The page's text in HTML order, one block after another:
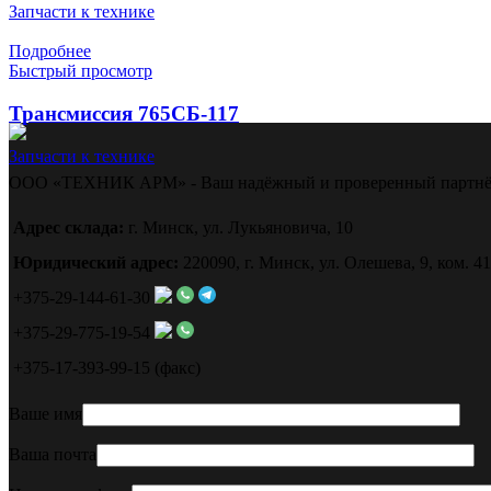
Запчасти к технике
Подробнее
Быстрый просмотр
Трансмиссия 765СБ-117
Запчасти к технике
ООО «ТЕХНИК АРМ» - Ваш надёжный и проверенный
Адрес склада:
г. Минск, ул. Лукьяновича, 10
Юридический адрес:
220090, г. Минск, ул. Олешева, 9, ком.
+375-29-144-61-30
+375-29-775-19-54
+375-17-393-99-15 (факс)
Ваше имя
Ваша почта